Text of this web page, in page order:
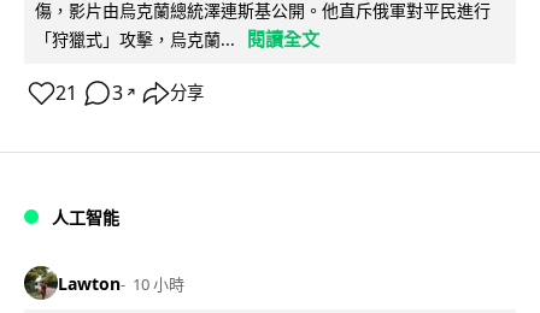
傷，影片由烏克蘭總統澤連斯基公開。他直斥俄軍對平民進行
「狩獵式」攻擊，烏克蘭...
閱讀全文
21 3 ↗ 分享
人工智能
Lawton 10 小時